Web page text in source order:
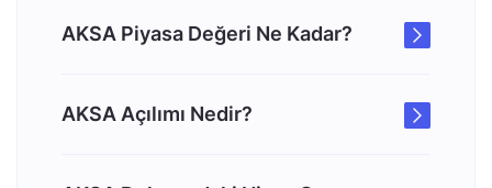
AKSA Piyasa Değeri Ne Kadar?
AKSA Açılımı Nedir?